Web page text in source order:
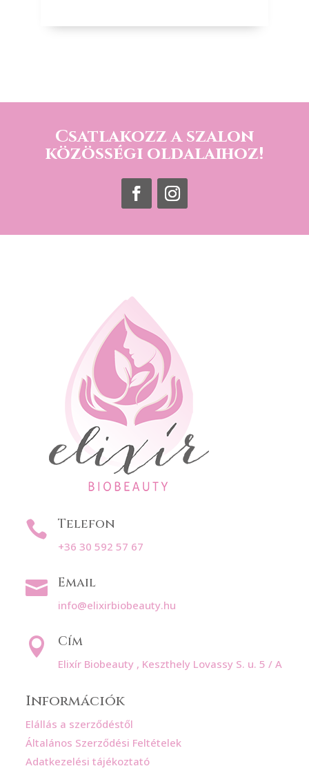
Csatlakozz a szalon
közösségi oldalaihoz!
 Telefon
+36 30 592 57 67
 Email
info@elixirbiobeauty.hu
 Cím
Elixír Biobeauty , Keszthely Lovassy S. u. 5 / A
Információk
Elállás a szerződéstől
Általános Szerződési Feltételek
Adatkezelési tájékoztató